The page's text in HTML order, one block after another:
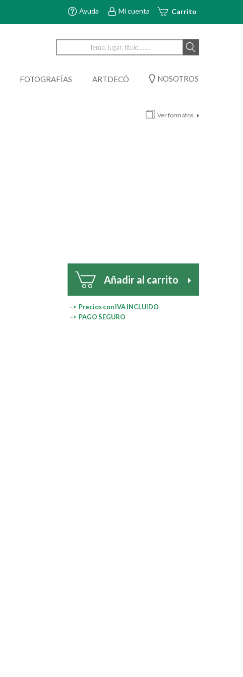
Carrito
Mi cuenta
Ayuda
NOSOTROS
ARTDECÓ
FOTOGRAFÍAS
Ver formatos
Añadir al carrito
–> Precios con IVA INCLUIDO
–> PAGO SEGURO